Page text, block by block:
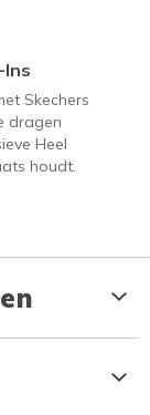
Ins
Skechers
dragen
Heel
houdt.